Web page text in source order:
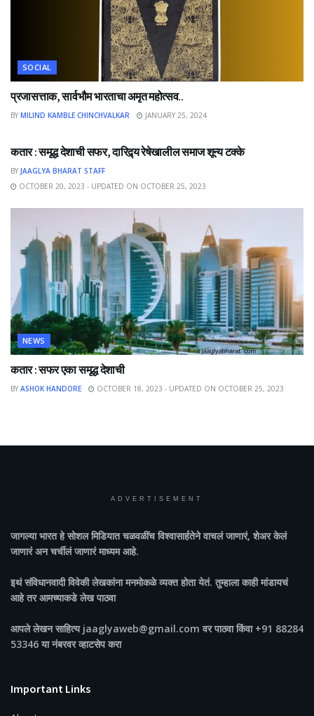
SOCIAL
प्रजासत्ताक, सार्वभौम भारताचा अमृत महोत्सव..
BY MILIND KAMBLE CHINCHVALKAR JANUARY 25, 2024
कतार : समृद्ध देशाची सफर, दारिद्र्य रेषेखालील समाज शून्य टक्के
BY JAAGLYA BHARAT STAFF
OCTOBER 20, 2023 - UPDATED ON OCTOBER 25, 2023
NEWS
कतार : सफर एका समृद्ध देशाची
BY ASHOK HANDORE OCTOBER 18, 2023 - UPDATED ON OCTOBER 25, 2023
ADVERTISEMENT
जागल्या भारतहे सोशल मिडियात चळवळींच विश्वासार्हतेने वाचलं जाणारं, शेअर केलं
जाणारं अन चर्चीलं जाणारं माध्यम आहे.
इथं संविधानवादी विवेकी लेखकांना मनमोकळे व्यक्त होता येतं. तुम्हाला काही मांडायचं
आहे तर आमच्याकडे लेख पाठवा
आपले लेखन साहित्य jaaglyaweb@gmail.com वर पाठवा किंवा +91 88284
53346 या नंबरवर व्हाटसेप करा
Important Links